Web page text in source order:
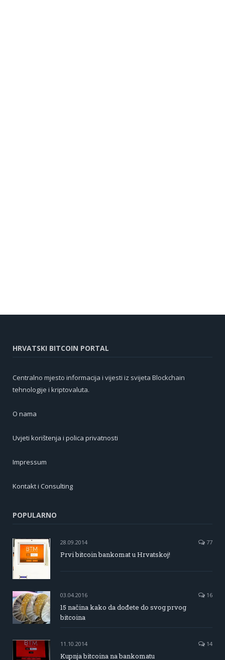
HRVATSKI BITCOIN PORTAL
Centralno mjesto informacija i vijesti iz svijeta Blockchain
tehnologije i kriptovaluta.
O nama
Uvjeti korištenja i polica privatnosti
Impressum
Kontakt i Consulting
POPULARNO
28.09.2014 77
Prvi bitcoin bankomat u Hrvatskoj!
03.04.2016 16
15 načina kako da dođete do svog prvog
bitcoina
11.10.2014 14
Kupnja bitcoina na bankomatu